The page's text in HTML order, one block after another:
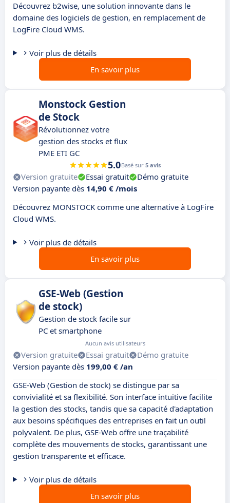
Découvrez b2wise, une solution innovante dans le
domaine des logiciels de gestion, en remplacement de
LogFire Cloud WMS.
Voir plus de détails
En savoir plus
Monstock Gestion
de Stock
Révolutionnez votre
gestion des stocks et flux
PME ETI GC
5.0Basé sur 5 avis
Version gratuite Essai gratuit
Démo gratuite
Version payante dès 14,90 € /mois
Découvrez MONSTOCK comme une alternative à LogFire
Cloud WMS.
Voir plus de détails
En savoir plus
GSE-Web (Gestion
de stock)
Gestion de stock facile sur
PC et smartphone
Aucun avis utilisateurs
Version gratuite Essai gratuit
Démo gratuite
Version payante dès 199,00 € /an
GSE-Web (Gestion de stock) se distingue par sa
convivialité et sa flexibilité. Son interface intuitive facilite
la gestion des stocks, tandis que sa capacité d'adaptation
aux besoins spécifiques des entreprises en fait un outil
polyvalent. De plus, GSE-Web offre une traçabilité
complète des mouvements de stocks, garantissant une
gestion transparente et efficace.
Voir plus de détails
En savoir plus